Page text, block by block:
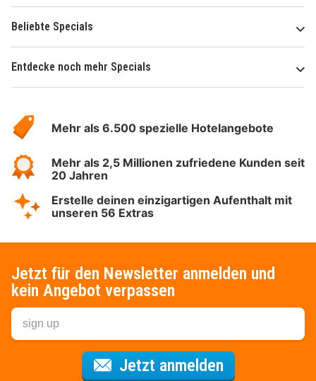
Beliebte Specials
Entdecke noch mehr Specials
Hotelspecials
Mehr als 6.500 spezielle Hotelangebote
Mehr als 2,5 Millionen zufriedene Kunden seit
20 Jahren
Erstelle deinen einzigartigen Aufenthalt mit
unseren 56 Extras
Jetzt für den Newsletter anmelden und
kein Angebot verpassen
Jetzt anmeldenFür den